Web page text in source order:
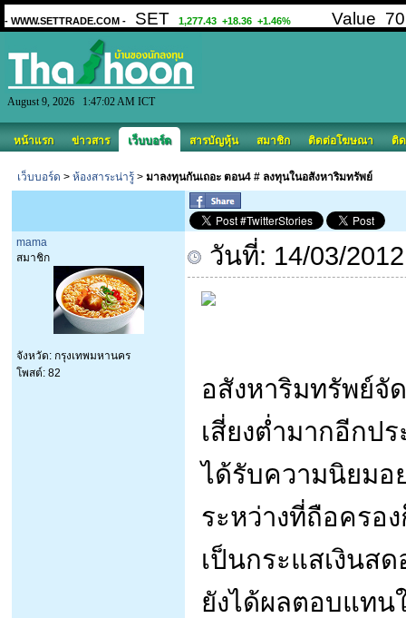
August 9, 2026 1:47:02 AM ICT
หน้าแรก ข่าวสาร เว็บบอร์ด สารบัญหุ้น สมาชิก ติดต่อโฆษณา ติ
เว็บบอร์ด > ห้องสาระน่ารู้ > มาลงทุนกันเถอะ ตอน4 # ลงทุนในอสังหาริมทรัพย์
mama
สมาชิก
จังหวัด: กรุงเทพมหานคร
โพสต์: 82
วันที่: 14/03/
อสังหาริมทรัพย์จั
เสี่ยงต่ำมากอีกป
ได้รับความนิยมอ
ระหว่างที่ถือครอ
เป็นกระแสเงินส
ยังได้ผลตอบแทน